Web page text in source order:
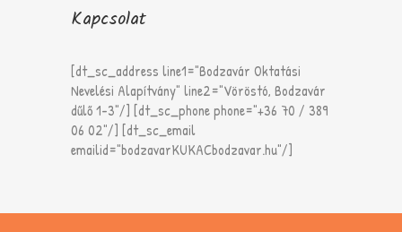
Kapcsolat
[dt_sc_address line1="Bodzavár Oktatási
Nevelési Alapítvány" line2="Vöröstó, Bodzavár
dűlő 1-3"/] [dt_sc_phone phone="+36 70 / 389
06 02"/] [dt_sc_email
emailid="bodzavarKUKACbodzavar.hu"/]